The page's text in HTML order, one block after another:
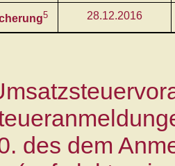
5 28.12.2016
des dem